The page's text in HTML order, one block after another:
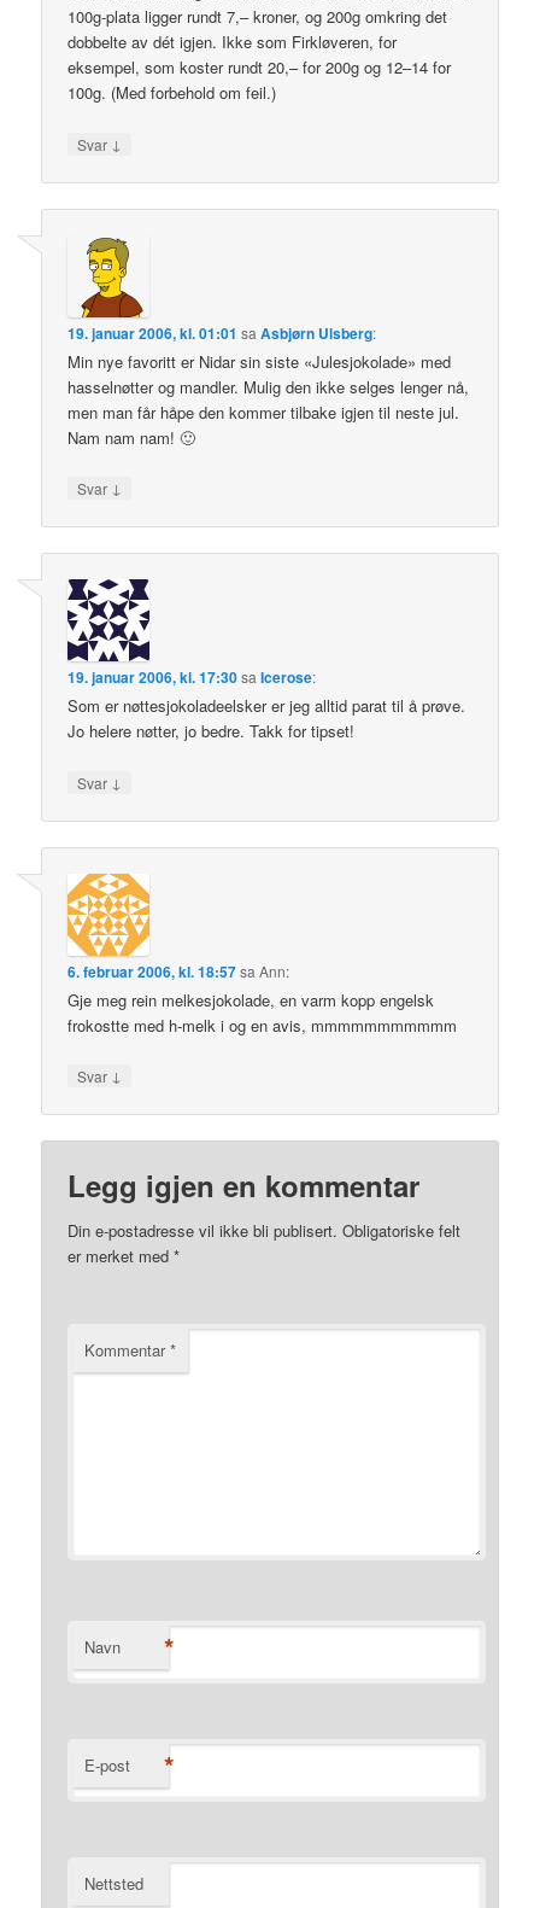
100g-plata ligger rundt 7,– kroner, og 200g omkring det
dobbelte av dét igjen. Ikke som Firkløveren, for
eksempel, som koster rundt 20,– for 200g og 12–14 for
100g. (Med forbehold om feil.)
Svar ↓
19. januar 2006, kl. 01:01 sa Asbjørn Ulsberg:
Min nye favoritt er Nidar sin siste «Julesjokolade» med
hasselnøtter og mandler. Mulig den ikke selges lenger nå,
men man får håpe den kommer tilbake igjen til neste jul.
Nam nam nam! 🙂
Svar ↓
19. januar 2006, kl. 17:30sa Icerose:
Som er nøttesjokoladeelsker er jeg alltid parat til å prøve.
Jo helere nøtter, jo bedre. Takk for tipset!
Svar ↓
6. februar 2006, kl. 18:57sa Ann:
Gje meg rein melkesjokolade, en varm kopp engelsk
frokostte med h-melk i og en avis, mmmmmmmmmmm
Svar ↓
Legg igjen en kommentar
Din e-postadresse vil ikke bli publisert. Obligatoriske felt
er merket med*
Kommentar*
Navn *
E-post *
Nettsted